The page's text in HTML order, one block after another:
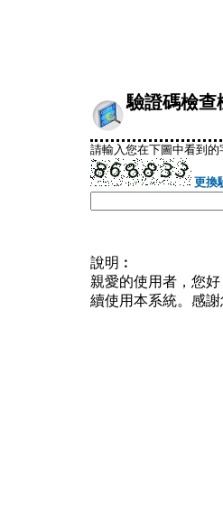
驗證碼檢查
請輸入您在下圖中看到
更換
說明︰
親愛的使用者，您
續使用本系統。感謝